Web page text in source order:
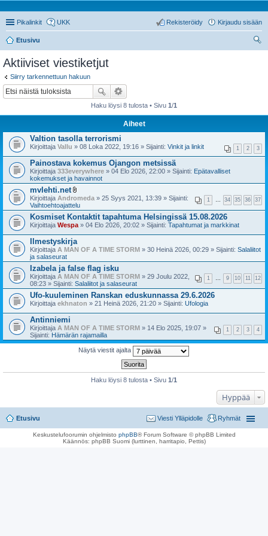
Pikalinkit UKK Kirjaudu sisään
Rekisteröidy
Etusivu
Aktiiviset viestiketjut
Siirry tarkennettuun hakuun
Haku löysi 8 tulosta • Sivu 1/1
Aiheet
Valtion tasolla terrorismi
1 2 3
Kirjoittaja Vallu » 08 Loka 2022, 19:16 » Sijainti: Vinkit ja linkit
Painostava kokemus Ojangon metsissä
Kirjoittaja 333everywhere » 04 Elo 2026, 22:00 » Sijainti: Epätavalliset
kokemukset ja havainnot
mvlehti.net
l
i
i
t
t
t
1 34 35 36 37
Kirjoittaja Andromeda » 25 Syys 2021, 13:39 » Sijainti:
Vaihtoehtoajattelu
Kosmiset Kontaktit tapahtuma Helsingissä 15.08.2026
Kirjoittaja Wespa » 04 Elo 2026, 20:02 » Sijainti: Tapahtumat ja markkinat
Ilmestyskirja
Kirjoittaja A MAN OF A TIME STORM » 30 Heinä 2026, 00:29 » Sijainti: Salaliitot
ja salaseurat
Izabela ja false flag isku
1 9 10 11 12
Kirjoittaja A MAN OF A TIME STORM » 29 Joulu 2022,
08:23 » Sijainti: Salaliitot ja salaseurat
Ufo-kuuleminen Ranskan eduskunnassa 29.6.2026
Kirjoittaja ekhnaton » 21 Heinä 2026, 21:20 » Sijainti: Ufologia
Antinniemi
1 2 3 4
Kirjoittaja A MAN OF A TIME STORM » 14 Elo 2025, 19:07 »
Sijainti: Hämärän rajamailla
Näytä viestit ajalta
Haku löysi 8 tulosta • Sivu 1/1
Hyppää
Etusivu Ryhmät
Viesti Ylläpidolle
Keskustelufoorumin ohjelmisto phpBB® Forum Software © phpBB Limited
Käännös: phpBB Suomi (lurttinen, harritapio, Pettis)